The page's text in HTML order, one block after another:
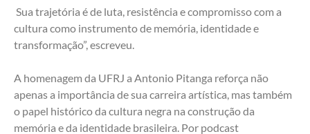
cultura como instrumento de memória, identidade e
transformação”, escreveu.
A homenagem da UFRJ a Antonio Pitanga reforça não
apenas a importância de sua carreira artística, mas também
o papel histórico da cultura negra na construção da
memória e da identidade brasileira. Por podcast